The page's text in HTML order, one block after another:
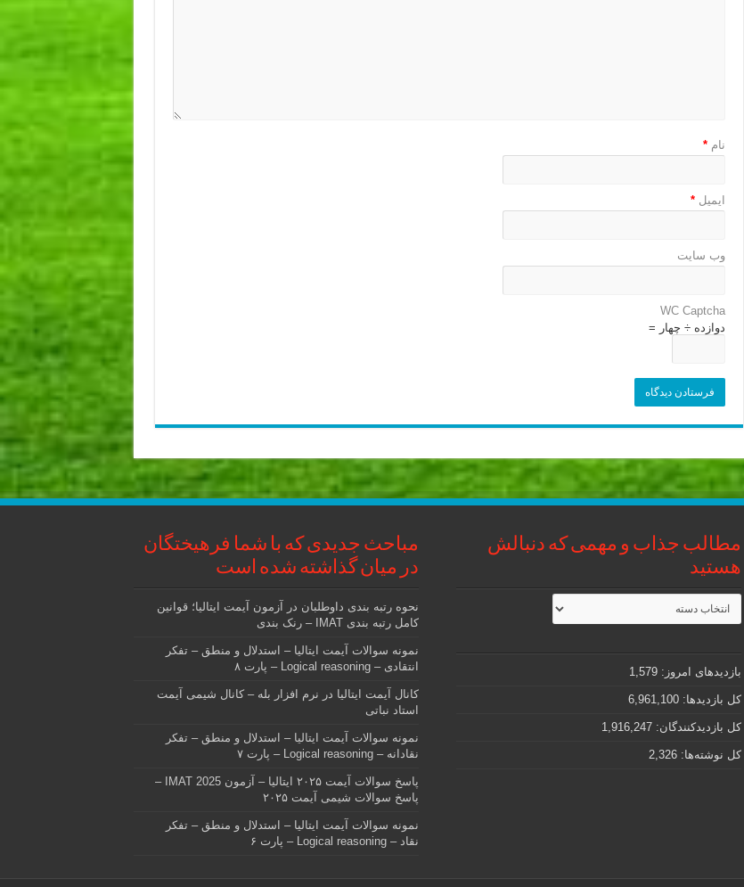
نام*
ایمیل*
وب‌ سایت
WC Captcha
دوازده ÷ چهار =
مطالب جذاب و مهمی که دنبالش
هستید
مطالب
جذاب
و
که
دنبالش
هستید
بازدیدهای امروز: 1,579
کل بازدیدها: 6,961,100
کل بازدیدکنند‌گان: 1,916,247
کل نوشته‌ها: 2,326
مباحث جدیدی که با شما فرهیختگان
در میان گذاشته شده است
نحوه رتبه بندی داوطلبان در آزمون آیمت ایتالیا؛ قوانین
کامل رتبه بندی IMAT – رنک بندی
نمونه سوالات آیمت ایتالیا – استدلال و منطق – تفکر
انتقادی – Logical reasoning – پارت ۸
کانال آیمت ایتالیا در نرم افزار بله – کانال شیمی آیمت
استاد نباتی
نمونه سوالات آیمت ایتالیا – استدلال و منطق – تفکر
نقادانه – Logical reasoning – پارت ۷
پاسخ سوالات آیمت ۲۰۲۵ ایتالیا – آزمون IMAT 2025 –
پاسخ سوالات شیمی آیمت ۲۰۲۵
نمونه سوالات آیمت ایتالیا – استدلال و منطق – تفکر
نقاد – Logical reasoning – پارت ۶